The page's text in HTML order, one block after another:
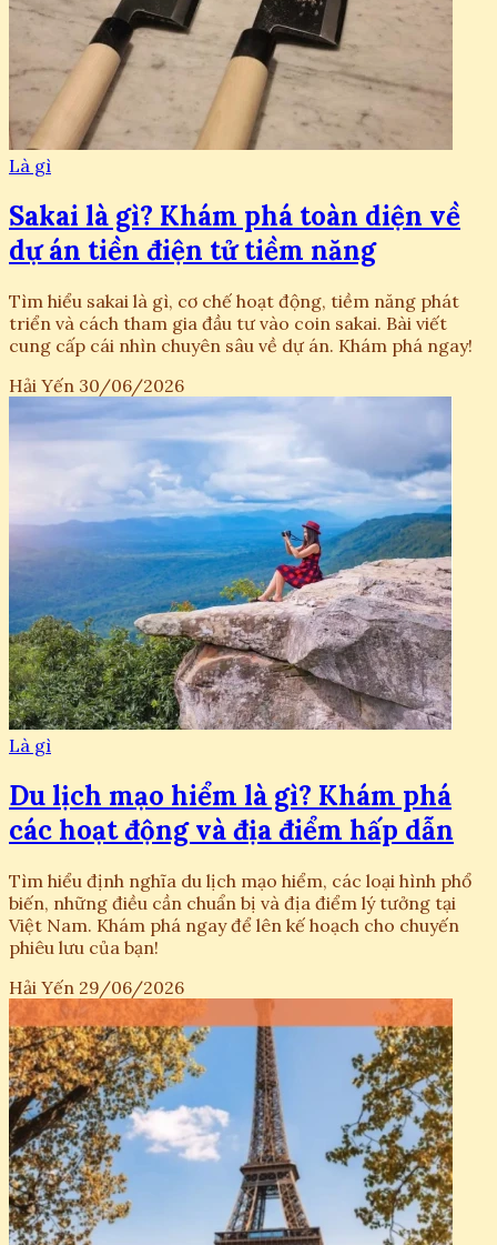
Là gì
Sakai là gì? Khám phá toàn diện về
dự án tiền điện tử tiềm năng
Tìm hiểu sakai là gì, cơ chế hoạt động, tiềm năng phát
triển và cách tham gia đầu tư vào coin sakai. Bài viết
cung cấp cái nhìn chuyên sâu về dự án. Khám phá ngay!
Hải Yến 30/06/2026
Là gì
Du lịch mạo hiểm là gì? Khám phá
các hoạt động và địa điểm hấp dẫn
Tìm hiểu định nghĩa du lịch mạo hiểm, các loại hình phổ
biến, những điều cần chuẩn bị và địa điểm lý tưởng tại
Việt Nam. Khám phá ngay để lên kế hoạch cho chuyến
phiêu lưu của bạn!
Hải Yến 29/06/2026